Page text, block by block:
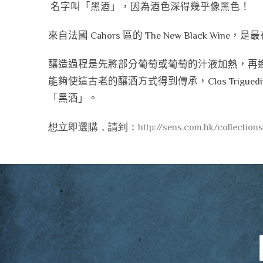
名字叫「黑酒」，因為酒色深得幾乎像黑色！
來自法國 Cahors 區的 The New Black Wine，是
釀造過程是先將部分葡萄或葡萄的汁液加熱，
能夠使這古老的釀酒方式得到傳承，Clos
「黑酒」。
想立即選購，請到：http://sens.com.hk/